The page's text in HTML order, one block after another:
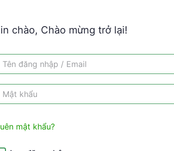
chào, Chào mừng trở lại!
mật khẩu?